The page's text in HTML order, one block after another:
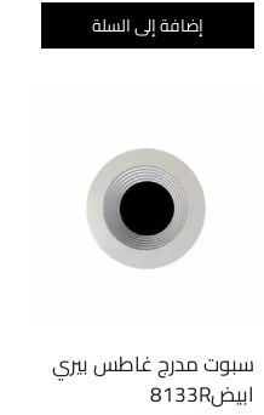
إضافة إلى السلة
سبوت مدرج غاطس بيري
ابيض8133R